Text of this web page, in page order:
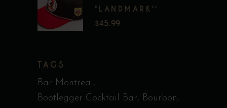
"LANDMARK''
$45.99
TAGS
Bar Montreal
Bootlegger Cocktail Bar
Bourbon